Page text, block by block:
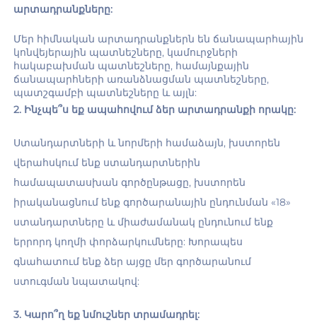
արտադրանքները:
Մեր հիմնական արտադրանքներն են ճանապարհային
կոնվեյերային պատնեշները, կամուրջների
հակաբախման պատնեշները, համայնքային
ճանապարհների առանձնացման պատնեշները,
պատշգամբի պատնեշները և այլն:
2. Ինչպե՞ս եք ապահովում ձեր արտադրանքի որակը:
Ստանդարտների և նորմերի համաձայն, խստորեն
վերահսկում ենք ստանդարտներին
համապատասխան գործընթացը, խստորեն
իրականացնում ենք գործարանային ընդունման «18»
ստանդարտները և միաժամանակ ընդունում ենք
երրորդ կողմի փորձարկումները: Խորապես
գնահատում ենք ձեր այցը մեր գործարանում
ստուգման նպատակով:
3. Կարո՞ղ եք նմուշներ տրամադրել: